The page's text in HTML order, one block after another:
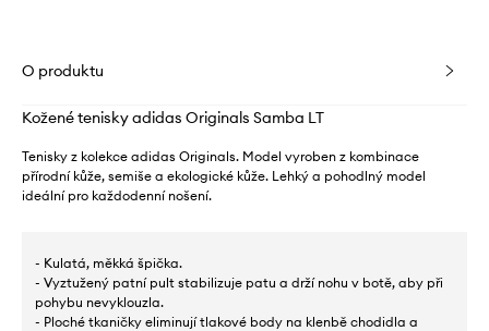
O produktu
Kožené tenisky adidas Originals Samba LT
Tenisky z kolekce adidas Originals. Model vyroben z kombinace
přírodní kůže, semiše a ekologické kůže. Lehký a pohodlný model
ideální pro každodenní nošení.
- Kulatá, měkká špička.
- Vyztužený patní pult stabilizuje patu a drží nohu v botě, aby při
pohybu nevyklouzla.
- Ploché tkaničky eliminují tlakové body na klenbě chodidla a